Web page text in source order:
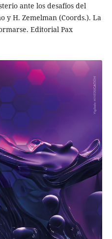
ante los desafíos del
y H. Zemelman (Coords.). La
Editorial Pax